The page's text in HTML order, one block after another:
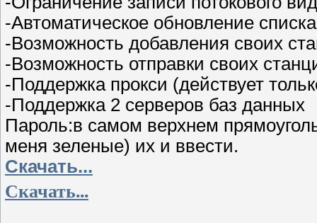
-Автоматическое обновление
-Возможность добавления своих
-Возможность отправки своих
-Поддержка прокси (действует
-Поддержка 2 серверов баз данных
Пароль:в самом верхнем
меня зеленые) их и ввести.
Скачать...
Скачать...